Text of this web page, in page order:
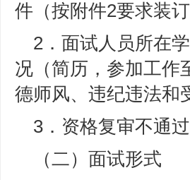
件（按附件2要求装订
2．面试人员所在
况（简历，参加工作
德师风、违纪违法和
3．资格复审不通
（二）面试形式